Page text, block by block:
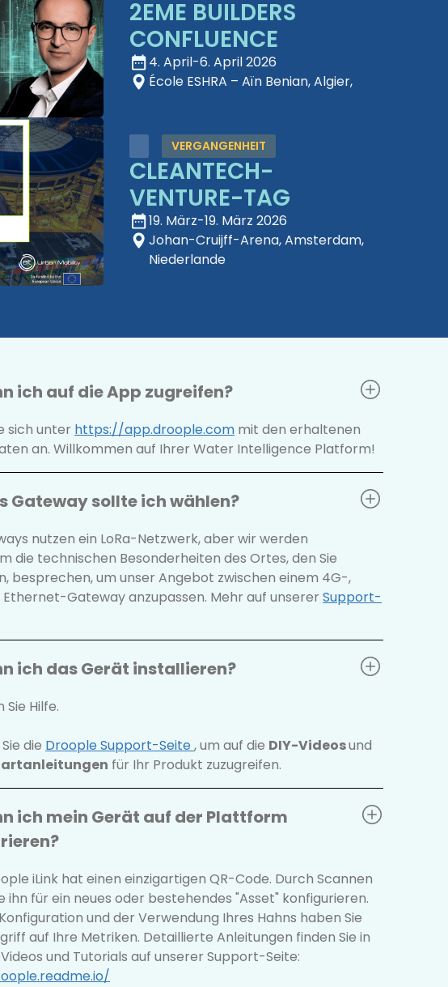
2EME BUILDERS
CONFLUENCE
4. April-6. April 2026
École ESHRA – Aïn Benian, Algier,
VERGANGENHEIT
CLEANTECH-
VENTURE-TAG
19. März-19. März 2026
Johan-Cruijff-Arena, Amsterdam,
Niederlande
ich auf die App zugreifen?
sich unter https://app.droople.com mit den erhaltenen
an. Willkommen auf Ihrer Water Intelligence Platform!
Gateway sollte ich wählen?
nutzen ein LoRa-Netzwerk, aber wir werden
die technischen Besonderheiten des Ortes, den Sie
besprechen, um unser Angebot zwischen einem 4G-,
Gateway anzupassen. Mehr auf unserer Support-
ich das Gerät installieren?
Sie Hilfe.
die Droople Support-Seite , um auf die DIY-Videosund
für Ihr Produkt zuzugreifen.
ich mein Gerät auf der Plattform
iLink hat einen einzigartigen QR-Code. Durch Scannen
ihn für ein neues oder bestehendes "Asset" konfigurieren.
und der Verwendung Ihres Hahns haben Sie
auf Ihre Metriken. Detaillierte Anleitungen finden Sie in
und Tutorials auf unserer Support-Seite: